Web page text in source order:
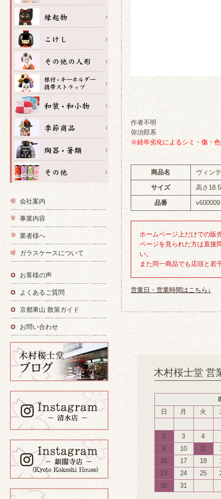
作者不明
弥治郎系
※経年劣化によるシミ・傷・
商品名 ヴィン
サイズ 高さ
品番 v600009
ホームページ上だけでの販
ページを見られた方は直接
い。
また同一商品でも店頭と若
営業日・営業時間はこちら↓
木村桜士堂 営
日
月 火
2 3
4
9
10 11
16
17 18
23
24 25
30
31
会社案内
事業内容
業者様へ
ガラスケースについて
お客様の声
よくあるご質問
京都東山 散策ガイド
お問い合わせ